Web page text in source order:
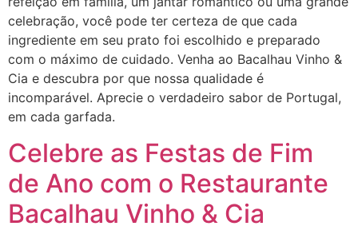
celebração, você pode ter certeza de que cada
ingrediente em seu prato foi escolhido e preparado
com o máximo de cuidado. Venha ao Bacalhau Vinho &
Cia e descubra por que nossa qualidade é
incomparável. Aprecie o verdadeiro sabor de Portugal,
em cada garfada.
Celebre as Festas de Fim
de Ano com o Restaurante
Bacalhau Vinho & Cia